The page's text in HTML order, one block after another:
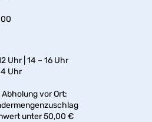
Uhr | 14 – 16 Uhr
Uhr
Abholung vor Ort:
unter 50,00 €